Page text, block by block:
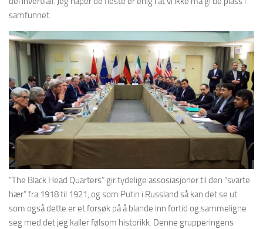
samfunnet.
“The Black Head Quarters” gir tydelige assosiasjoner til den “svarte
hær” fra 1918 til 1921, og som Putin i Russland så kan det se ut
som også dette er et forsøk på å blande inn fortid og sammeligne
seg med det jeg kaller følsom historikk. Denne grupperingens